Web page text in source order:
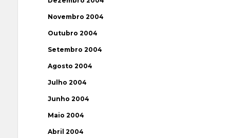
Novembro 2004
Outubro 2004
Setembro 2004
Agosto 2004
Julho 2004
Junho 2004
Maio 2004
Abril 2004